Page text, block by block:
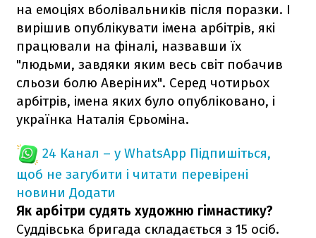
на емоціях вболівальників після поразки. І
вирішив опублікувати імена арбітрів, які
працювали на фіналі, назвавши їх
"людьми, завдяки яким весь світ побачив
сльози болю Аверіних". Серед чотирьох
арбітрів, імена яких було опубліковано, і
українка Наталія Єрьоміна.
24 Канал – у WhatsApp Підпишіться,
щоб не загубити і читати перевірені
новини Додати
Як арбітри судять художню гімнастику?
Суддівська бригада складається з 15 осіб.